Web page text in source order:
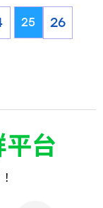
25 26
台